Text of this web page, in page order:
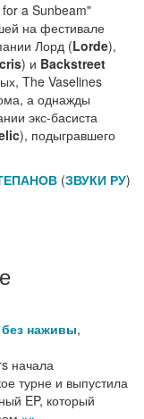
a Sunbeam"
на фестивале
Лорд (Lorde),
) и Backstreet
The Vaselines
а однажды
экс-басиста
), подыгравшего
(ЗВУКИ РУ)
наживы,
начала
турне и выпустила
EP, который